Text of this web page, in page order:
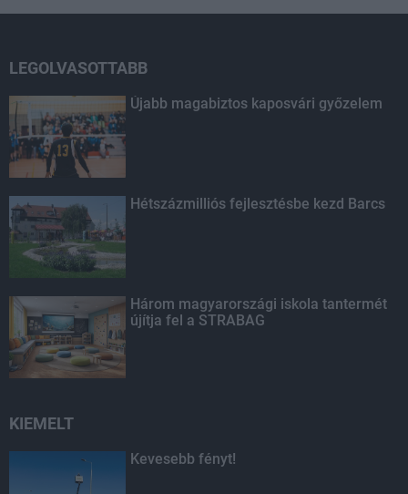
LEGOLVASOTTABB
Újabb magabiztos kaposvári győzelem
Hétszázmilliós fejlesztésbe kezd Barcs
Három magyarországi iskola tantermét
újítja fel a STRABAG
KIEMELT
Kevesebb fényt!